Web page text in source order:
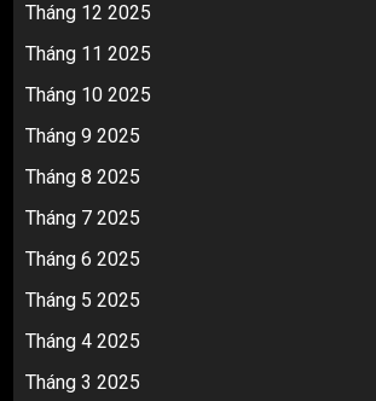
Tháng 12 2025
Tháng 11 2025
Tháng 10 2025
Tháng 9 2025
Tháng 8 2025
Tháng 7 2025
Tháng 6 2025
Tháng 5 2025
Tháng 4 2025
Tháng 3 2025